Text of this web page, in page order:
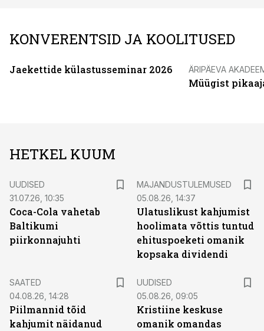
KONVERENTSID JA KOOLITUSED
Jaekettide külastusseminar 2026 ÄRIPÄEVA
Müügist
HETKEL KUUM
UUDISED
31.07.26, 10:35
Coca-Cola vahetab
Baltikumi
piirkonnajuhti
MAJANDUSTULEMUSED
05.08.26, 14:37
Ulatuslikust kahjumist
hoolimata võttis tuntud
ehituspoeketi omanik
kopsaka dividendi
SAATED
04.08.26, 14:28
Piilmannid tõid
kahjumit näidanud
UUDISED
05.08.26, 09:05
Kristiine keskuse
omanik omandas